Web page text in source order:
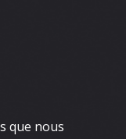
que nous